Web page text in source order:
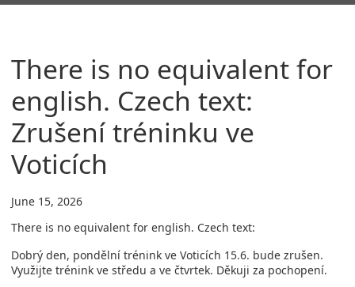
There is no equivalent for
english. Czech text:
Zrušení tréninku ve
Voticích
June 15, 2026
There is no equivalent for english. Czech text:
Dobrý den, pondělní trénink ve Voticích 15.6. bude zrušen.
Využijte trénink ve středu a ve čtvrtek. Děkuji za pochopení.